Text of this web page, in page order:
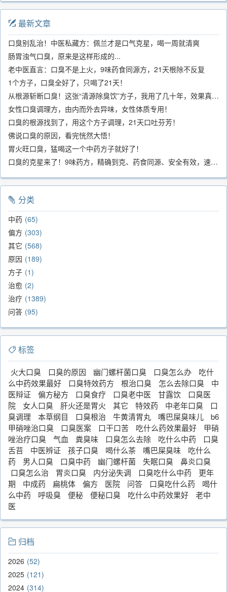
最新文章
口臭别乱治！中医私藏方：佩兰才是口气克星，喝一周就清爽
肠胃浊气口臭，原来是这样形成的...
老中医直言：口臭不是上火，9味药食同源方，21天根除不反复
1个方子，口臭全好了，只喝了21天！
从根源斩断口臭！这张“清源除臭饮”方子，我用了几十年，效果真不错
女性口臭调理方，由内而外去异味，女性体质专用！
口臭的根源找到了，用这个方子调理，21天口吐芬芳！
佛说口臭的原因，看完恍然大悟！
胃火旺口臭，猛喝这一个中药方子就好了！
口臭的克星来了！9味药方，精确到克、药食同源、安全有效，速看！
分类
中药 65
偏方 303
其它 568
原因 189
方子 1
治愈 2
治疗 1389
问答 95
标签
火大口臭 口臭的原因 幽门螺杆菌口臭 口臭怎么办
吃什
么中药效果最好
口臭特效药方 根治口臭 怎么去除口臭
中
医辩证
偏方秘方 口臭食疗 口臭老中医 甘露饮
口臭医
院
女人口臭 肝火还是胃火 其它 特效药 中老年口臭
口
臭调理
本草纲目 口臭根治 牛黄清胃丸 嘴巴屎臭味儿
b6
甲硝唑治口臭
口臭医案 口干口苦 吃什么药效果最好
甲硝
唑治疗口臭
气血 粪臭味 口臭怎么去除 吃什么中药
口臭
舌苔
中医辨证 孩子口臭 喝什么茶 嘴巴屎臭味
吃什么
药
男人口臭 口臭中药 幽门螺杆菌 失眠口臭
鼻炎口臭
口臭怎么治
胃炎口臭 内分泌失调 口臭吃什么中药
更年
期
中成药 扁桃体 偏方 医院 问答 口臭吃什么药
喝什
么中药
呼吸臭 便秘 便秘口臭 吃什么中药效果好
老中
医
归档
2026 52
2025 121
2024 314